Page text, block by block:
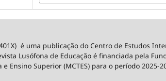
é uma publicação do Centro de Estudos
Lusófona de Educação é financiada pela
Ensino Superior (MCTES) para o período 2025-